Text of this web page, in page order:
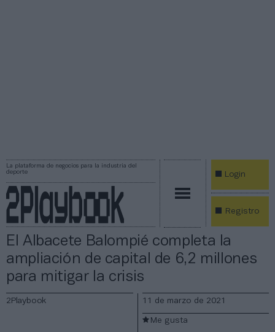
La plataforma de negocios para la industria del
deporte
Login
Registro
El Albacete Balompié completa la
ampliación de capital de 6,2 millones
para mitigar la crisis
2Playbook 11 de marzo de 2021
Me gusta